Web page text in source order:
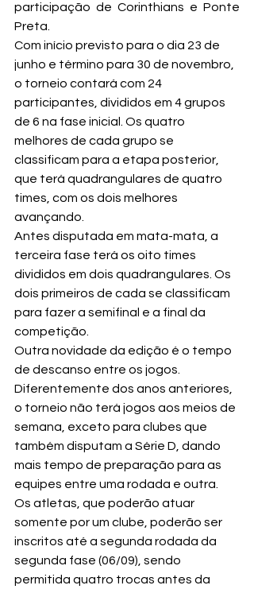
participação de Corinthians e Ponte
Preta.
Com início previsto para o dia 23 de
junho e término para 30 de novembro,
o torneio contará com 24
participantes, divididos em 4 grupos
de 6 na fase inicial. Os quatro
melhores de cada grupo se
classificam para a etapa posterior,
que terá quadrangulares de quatro
times, com os dois melhores
avançando.
Antes disputada em mata-mata, a
terceira fase terá os oito times
divididos em dois quadrangulares. Os
dois primeiros de cada se classificam
para fazer a semifinal e a final da
competição.
Outra novidade da edição é o tempo
de descanso entre os jogos.
Diferentemente dos anos anteriores,
o torneio não terá jogos aos meios de
semana, exceto para clubes que
também disputam a Série D, dando
mais tempo de preparação para as
equipes entre uma rodada e outra.
Os atletas, que poderão atuar
somente por um clube, poderão ser
inscritos até a segunda rodada da
segunda fase (06/09), sendo
permitida quatro trocas antes da